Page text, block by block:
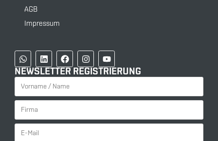
AGB
Impressum
NEWSLETTER REGISTRIERUNG